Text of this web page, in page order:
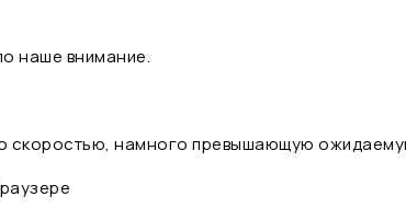
наше внимание.
скоростью, намного превышающую